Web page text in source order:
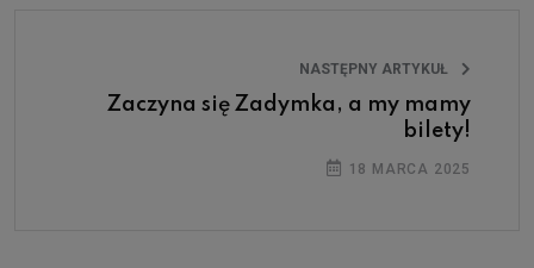
NASTĘPNY ARTYKUŁ
Zaczyna się Zadymka, a my mamy
bilety!
18 MARCA 2025